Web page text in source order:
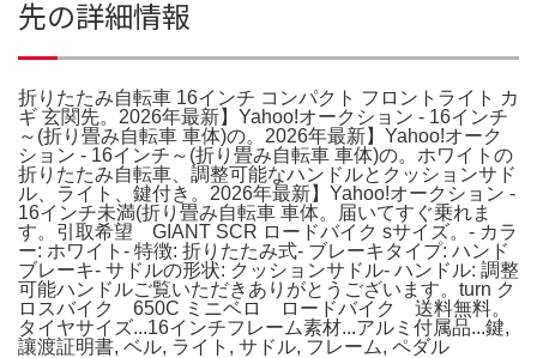
先の詳細情報
折りたたみ自転車 16インチ コンパクト フロントライト カ
ギ 玄関先。2026年最新】Yahoo!オークション - 16インチ
～(折り畳み自転車 車体)の。2026年最新】Yahoo!オーク
ション - 16インチ～(折り畳み自転車 車体)の。ホワイトの
折りたたみ自転車、調整可能なハンドルとクッションサド
ル、ライト、鍵付き。2026年最新】Yahoo!オークション -
16インチ未満(折り畳み自転車 車体。届いてすぐ乗れま
す。引取希望 GIANT SCR ロードバイク sサイズ。- カラ
ー: ホワイト- 特徴: 折りたたみ式- ブレーキタイプ: ハンド
ブレーキ- サドルの形状: クッションサドル- ハンドル: 調整
可能ハンドルご覧いただきありがとうございます。turn ク
ロスバイク 650C ミニベロ ロードバイク 送料無料。
タイヤサイズ...16インチフレーム素材...アルミ付属品...鍵,
讓渡証明書, ベル, ライト, サドル, フレーム, ペダル